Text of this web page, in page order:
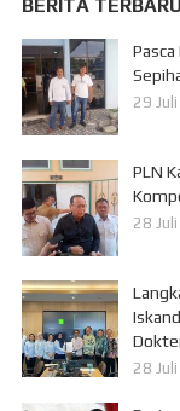
BERITA TERBARU
29
PLN
28
28